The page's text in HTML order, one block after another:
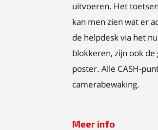
uitvoeren. Het
kan men zien wat er
de helpdesk via het
blokkeren, zijn ook
poster. Alle CASH-
camerabewaking.
Meer info